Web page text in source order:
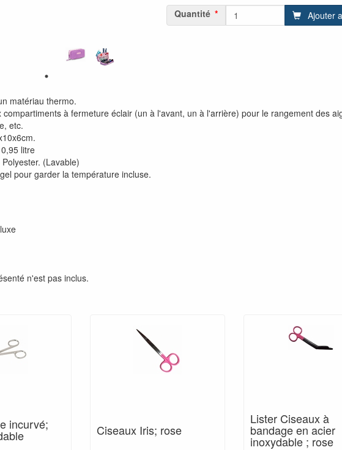
Quantité Ajouter
matériau thermo.
compartiments à fermeture éclair (un à l'avant, un à l'arrière) pour le rangement des
etc.
litre
(Lavable)
pour garder la température incluse.
n'est pas inclus.
incurvé; Ciseaux Iris; rose
Lister Ciseaux à
bandage en acier
inoxydable ; rose